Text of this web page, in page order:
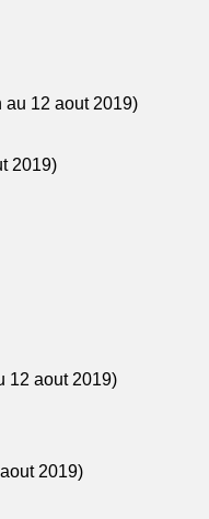
au 12 aout 2019)
2019)
12 aout 2019)
2019)